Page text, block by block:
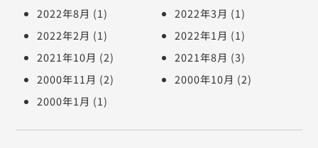
2022年8月 (1) 2022年3月 (1)
2022年2月 (1) 2022年1月 (1)
2021年10月 (2) 2021年8月 (3)
2000年11月 (2) 2000年10月 (2)
2000年1月 (1)